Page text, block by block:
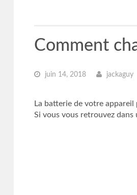
Comment
juin 14, 2018 jackaguy
La batterie de votre
Si vous vous retrouvez dans